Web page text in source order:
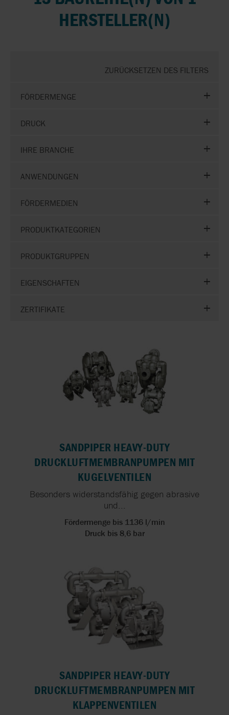
HERSTELLER(N)
ZURÜCKSETZEN DES FILTERS
FÖRDERMENGE
DRUCK
IHRE BRANCHE
ANWENDUNGEN
FÖRDERMEDIEN
PRODUKTKATEGORIEN
PRODUKTGRUPPEN
EIGENSCHAFTEN
ZERTIFIKATE
SANDPIPER HEAVY-DUTY
DRUCKLUFTMEMBRANPUMPEN MIT
KUGELVENTILEN
Besonders widerstandsfähig gegen abrasive
und...
Fördermenge bis 1136 l/min
Druck bis 8,6 bar
SANDPIPER HEAVY-DUTY
DRUCKLUFTMEMBRANPUMPEN MIT
KLAPPENVENTILEN